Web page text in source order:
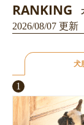
RANKING
2026/08/07 更新
犬
1